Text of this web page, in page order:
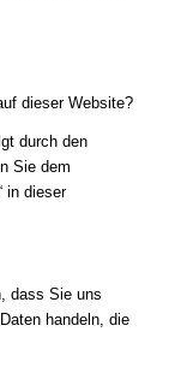
dieser Website?
durch den
Sie dem
in dieser
dass Sie uns
handeln, die